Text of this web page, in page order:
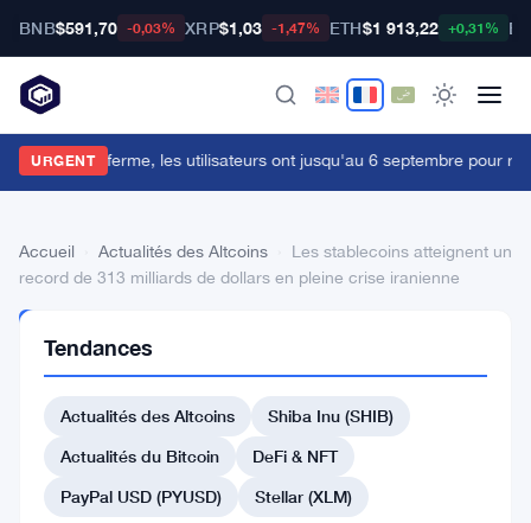
BNB$591,70 -0,03% XRP$1,03 -1,47% ETH$1 913,22 +0,31%
URGENT
Cards ferme, les utilisateurs ont jusqu'au 6 septembre pour
Accueil Actualités des Altcoins
Les stablecoins atteignent un
record de 313 milliards de dollars en pleine crise iranienne
DES
ALTCOINS
Les
stablecoins
atteignent
Tendances
Actualités des Altcoins
Shiba Inu (SHIB)
Actualités du Bitcoin
DeFi & NFT
PayPal USD (PYUSD)
Stellar (XLM)